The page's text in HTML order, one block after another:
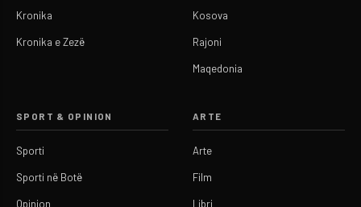
Kronika
Kronika e Zezë
Kosova
Rajoni
Maqedonia
SPORT & OPINION
Sporti
Sporti në Botë
Opinion
ARTE
Arte
Film
Libri